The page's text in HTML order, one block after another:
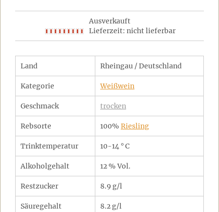
Ausverkauft
Lieferzeit: nicht lieferbar
Land Rheingau / Deutschland
Kategorie Weißwein
Geschmack trocken
Rebsorte 100% Riesling
Trinktemperatur 10-14 ° C
Alkoholgehalt 12 % Vol.
Restzucker 8.9 g/l
Säuregehalt 8.2 g/l